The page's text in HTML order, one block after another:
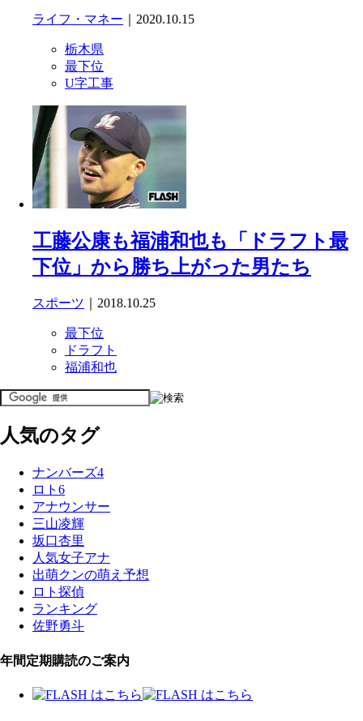
ライフ・マネー ｜2020.10.15
栃木県
最下位
U字工事
工藤公康も福浦和也も「ドラフト最
下位」から勝ち上がった男たち
スポーツ ｜2018.10.25
最下位
ドラフト
福浦和也
人気のタグ
ナンバーズ4
ロト6
アナウンサー
三山凌輝
坂口杏里
人気女子アナ
出萌クンの萌え予想
ロト探偵
ランキング
佐野勇斗
年間定期購読のご案内